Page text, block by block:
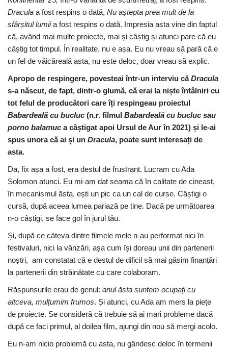
Dracula a fost respins o dată, Nu aștepta prea mult de la
sfârșitul lumiia fost respins o dată. Impresia asta vine din faptul
că, având mai multe proiecte, mai și câștig și atunci pare că eu
câștig tot timpul. În realitate, nu e așa. Eu nu vreau să pară că e
un fel de văicăreală asta, nu este deloc, doar vreau să explic.
Apropo de respingere, povesteai într-un interviu căDracula
s-a născut, de fapt, dintr-o glumă, că erai la niște întâlniri cu
tot felul de producători care îți respingeau proiectul
Babardeală cu bucluc (n.r. filmul Babardeală cu bucluc sau
porno balamuc a câștigat apoi Ursul de Aur în 2021) și le-ai
spus unora că ai și un Dracula, poate sunt interesați de
asta.
Da, fix așa a fost, era destul de frustrant. Lucram cu Ada
Solomon atunci. Eu mi-am dat seama că în calitate de cineast,
în mecanismul ăsta, ești un pic ca un cal de curse. Câștigi o
cursă, după aceea lumea pariază pe tine. Dacă pe următoarea
n-o câștigi, se face gol în jurul tău.
Și, după ce câteva dintre filmele mele n-au performat nici în
festivaluri, nici la vânzări, așa cum își doreau unii din partenerii
noștri, am constatat că e destul de dificil să mai găsim finanțări
la partenerii din străinătate cu care colaboram.
Răspunsurile erau de genul: anulăsta suntem ocupați cu
altceva, mulțumim frumos. Și atunci, cu Ada am mers la piețe
de proiecte. Se consideră că trebuie să ai mari probleme dacă
după ce faci primul, al doilea film, ajungi din nou să mergi acolo.
Eu n-am nicio problemă cu asta, nu gândesc deloc în termenii